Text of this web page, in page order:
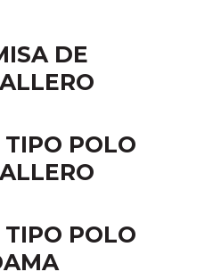
DE
POLO
POLO